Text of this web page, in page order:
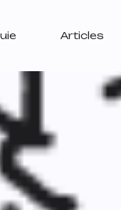
Articles